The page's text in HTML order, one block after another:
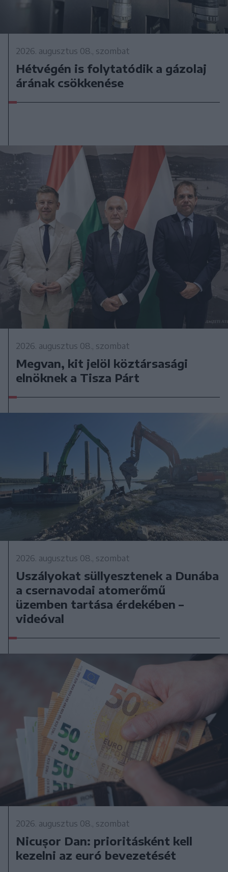
2026. augusztus 08., szombat
Hétvégén is folytatódik a gázolaj
árának csökkenése
2026. augusztus 08., szombat
Megvan, kit jelöl köztársasági
elnöknek a Tisza Párt
2026. augusztus 08., szombat
Uszályokat süllyesztenek a Dunába
a csernavodai atomerőmű
üzemben tartása érdekében –
videóval
2026. augusztus 08., szombat
Nicușor Dan: prioritásként kell
kezelni az euró bevezetését